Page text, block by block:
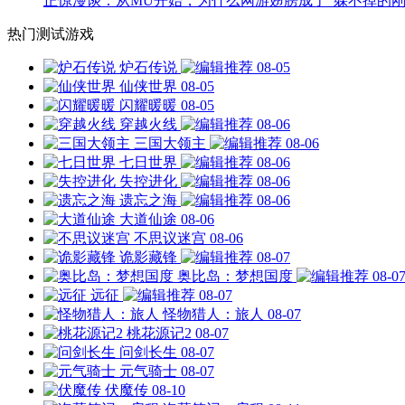
热门测试游戏
炉石传说
08-05
仙侠世界 08-05
闪耀暖暖 08-05
穿越火线
08-06
三国大领主
08-06
七日世界
08-06
失控进化
08-06
遗忘之海
08-06
大道仙途 08-06
不思议迷宫 08-06
诡影藏锋
08-07
奥比岛：梦想国度
08-07
远征
08-07
怪物猎人：旅人 08-07
桃花源记2 08-07
问剑长生 08-07
元气骑士 08-07
伏魔传 08-10